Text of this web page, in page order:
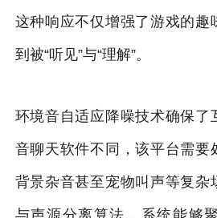
这种响应不仅增强了游戏的趣
到被“听见”与“理解”。
环境音自适应降噪技术确保了
音聊天软件不同，该平台需要
背景杂音甚至宠物叫声等复杂
与声源分离算法，系统能够